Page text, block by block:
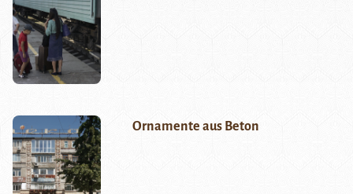
Ornamente aus Beton